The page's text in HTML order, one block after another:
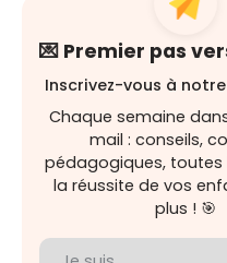
💌 Premier pas
Inscrivez-vous à
Chaque semaine
mail : conseils,
pédagogiques, toutes
la réussite de vos
plus ! 🎯